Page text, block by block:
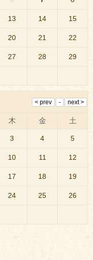
13 14 15
20 21 22
27 28 29
木 金 土
3 4 5
10 11 12
17 18 19
24 25 26